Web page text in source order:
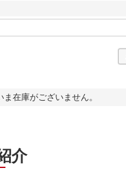
在庫がございません。
介